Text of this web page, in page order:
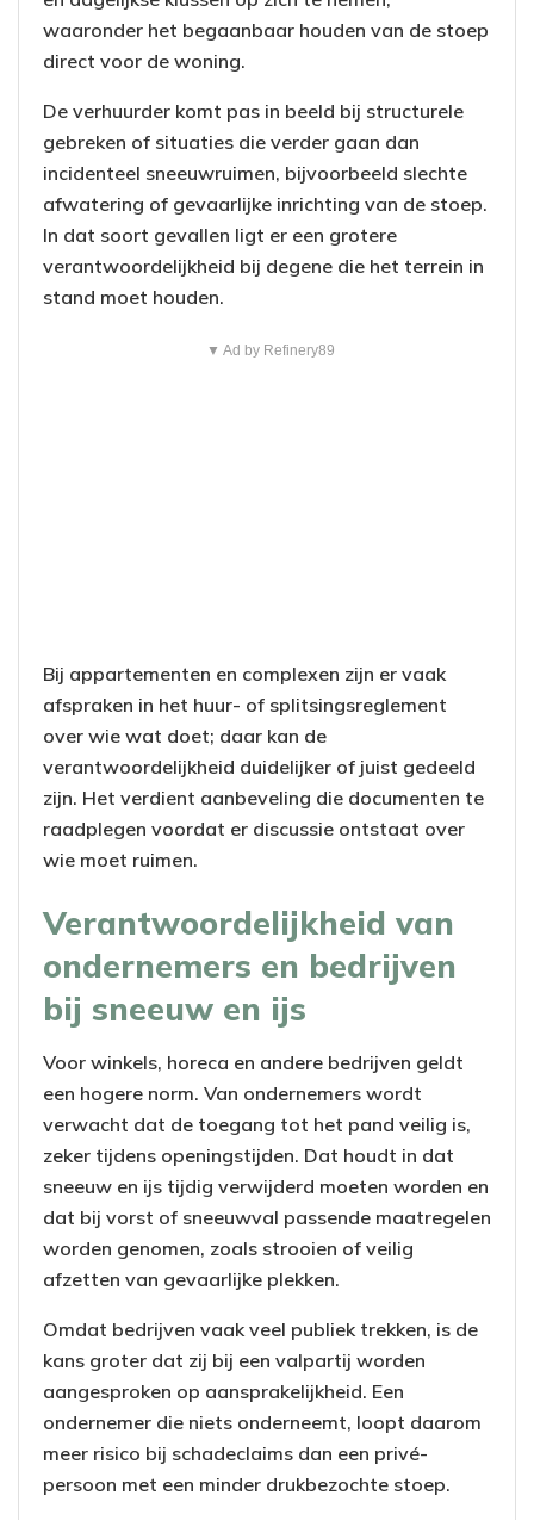
waaronder het begaanbaar houden van de stoep
direct voor de woning.
De verhuurder komt pas in beeld bij structurele
gebreken of situaties die verder gaan dan
incidenteel sneeuwruimen, bijvoorbeeld slechte
afwatering of gevaarlijke inrichting van de stoep.
In dat soort gevallen ligt er een grotere
verantwoordelijkheid bij degene die het terrein in
stand moet houden.
▼ Ad by Refinery89
Bij appartementen en complexen zijn er vaak
afspraken in het huur- of splitsingsreglement
over wie wat doet; daar kan de
verantwoordelijkheid duidelijker of juist gedeeld
zijn. Het verdient aanbeveling die documenten te
raadplegen voordat er discussie ontstaat over
wie moet ruimen.
Verantwoordelijkheid van
ondernemers en bedrijven
bij sneeuw en ijs
Voor winkels, horeca en andere bedrijven geldt
een hogere norm. Van ondernemers wordt
verwacht dat de toegang tot het pand veilig is,
zeker tijdens openingstijden. Dat houdt in dat
sneeuw en ijs tijdig verwijderd moeten worden en
dat bij vorst of sneeuwval passende maatregelen
worden genomen, zoals strooien of veilig
afzetten van gevaarlijke plekken.
Omdat bedrijven vaak veel publiek trekken, is de
kans groter dat zij bij een valpartij worden
aangesproken op aansprakelijkheid. Een
ondernemer die niets onderneemt, loopt daarom
meer risico bij schadeclaims dan een privé-
persoon met een minder drukbezochte stoep.